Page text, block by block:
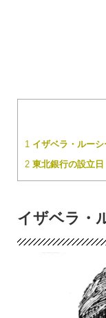
1 イザベラ・ルー
2東北銀行の設立日
イザベラ・